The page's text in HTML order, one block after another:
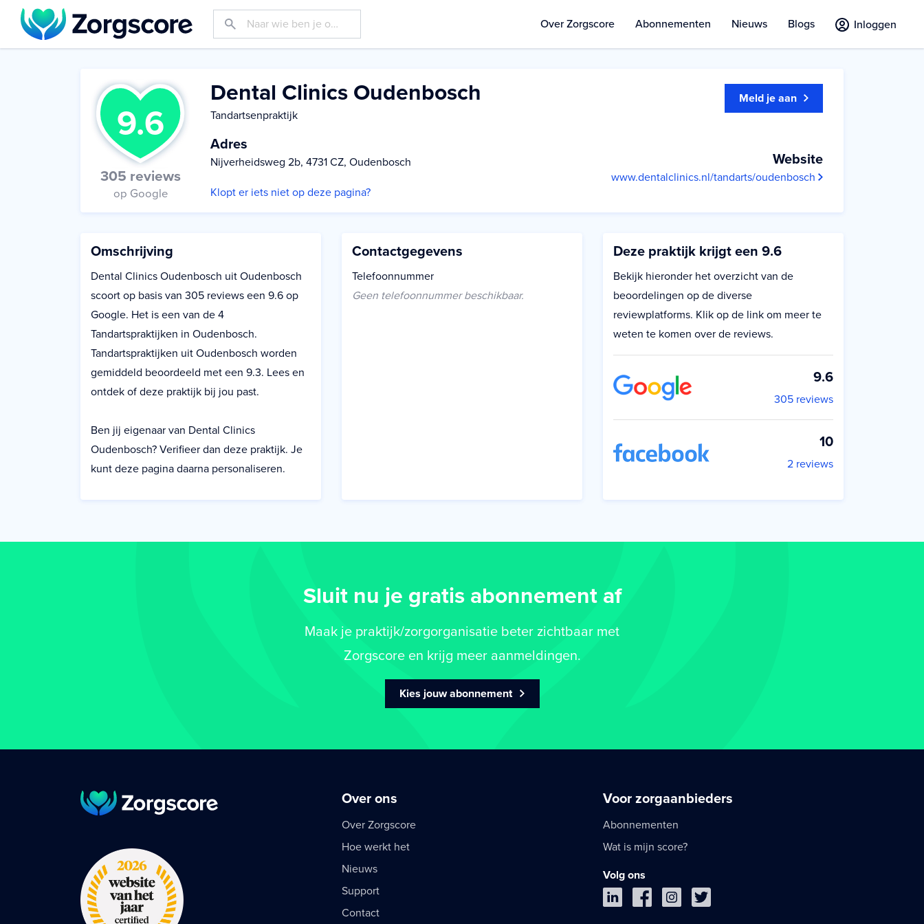
Over Zorgscore Abonnementen Nieuws Blogs Inloggen
9.6
305 reviews
op Google
Dental Clinics Oudenbosch
Tandartsenpraktijk
Adres
Nijverheidsweg 2b, 4731 CZ, Oudenbosch
Klopt er iets niet op deze pagina?
Meld je aan
Website
www.dentalclinics.nl/tandarts/oudenbosch
Omschrijving
Dental Clinics Oudenbosch uit Oudenbosch
scoort op basis van 305 reviews een 9.6 op
Google. Het is een van de 4
Tandartspraktijken in Oudenbosch.
Tandartspraktijken uit Oudenbosch worden
gemiddeld beoordeeld met een 9.3. Lees en
ontdek of deze praktijk bij jou past.
Ben jij eigenaar van Dental Clinics
Oudenbosch? Verifieer dan deze praktijk. Je
kunt deze pagina daarna personaliseren.
Contactgegevens
Telefoonnummer
Geen telefoonnummer beschikbaar.
Deze praktijk krijgt een 9.6
Bekijk hieronder het overzicht van de
beoordelingen op de diverse
reviewplatforms. Klik op de link om meer te
weten te komen over de reviews.
9.6
305 reviews
10
2 reviews
Sluit nu je gratis abonnement af
Maak je praktijk/zorgorganisatie beter zichtbaar met
Zorgscore en krijg meer aanmeldingen.
Kies jouw abonnement
Over ons
Over Zorgscore
Hoe werkt het
Nieuws
Support
Contact
Voor zorgaanbieders
Abonnementen
Wat is mijn score?
Volg ons